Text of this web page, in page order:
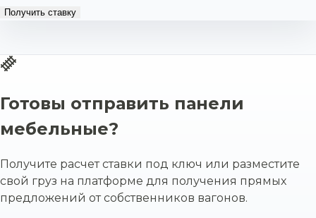
Получить ставку
Готовы отправить панели
мебельные?
Получите расчет ставки под ключ или разместите
свой груз на платформе для получения прямых
предложений от собственников вагонов.